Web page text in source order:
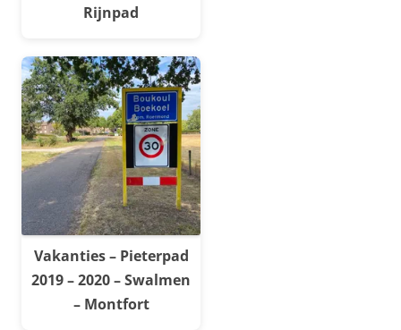
Rijnpad
Vakanties – Pieterpad
2019 – 2020 – Swalmen
– Montfort